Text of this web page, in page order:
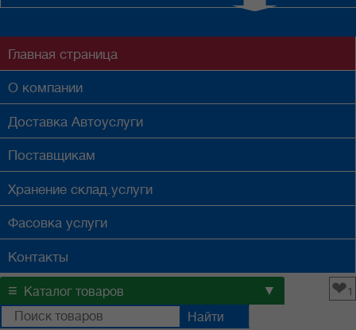
Главная страница
О компании
Доставка Автоуслуги
Поставщикам
Хранение склад.услуги
Фасовка услуги
Контакты
≡ Каталог товаров ▼ ❤1